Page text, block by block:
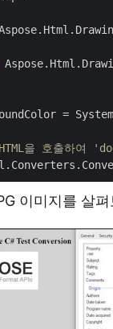
=
을 호출하여
이미지를 살